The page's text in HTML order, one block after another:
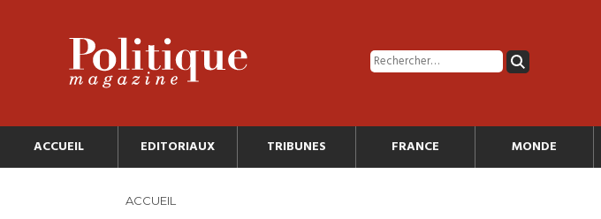
ACCUEIL EDITORIAUX TRIBUNES FRANCE MONDE
ACCUEIL